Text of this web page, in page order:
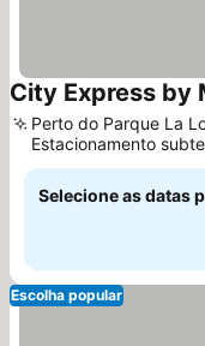
City Express by
Perto do Parque La
Estacionamento
seguro
Selecione as datas
Escolha popular